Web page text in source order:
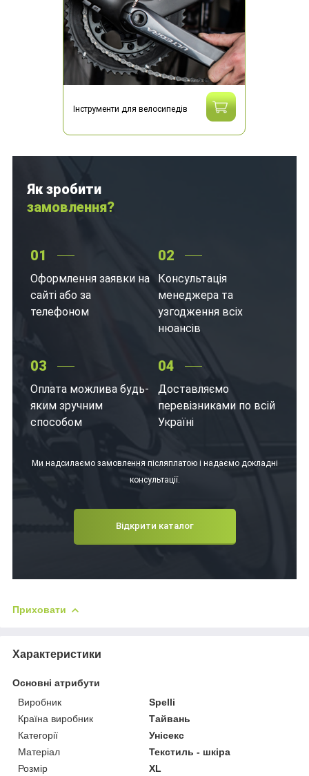
Інструменти для велосипедів
Як зробити
замовлення?
01
Оформлення заявки на
сайті або за
телефоном
02
Консультація
менеджера та
узгодження всіх
нюансів
03
Оплата можлива будь-
яким зручним
способом
04
Доставляємо
перевізниками по всій
Україні
Ми надсилаємо замовлення післяплатою і надаємо докладні
консультації.
Відкрити каталог
Приховати
Характеристики
Основні атрибути
Виробник
Spelli
Країна виробник
Тайвань
Категорії
Унісекс
Матеріал
Текстиль - шкіра
Розмір
XL